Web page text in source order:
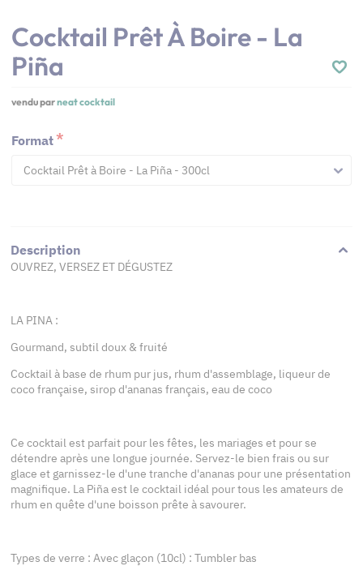
Cocktail Prêt À Boire - La
Piña
vendu parneat cocktail
Format
Cocktail Prêt à Boire - La Piña - 300cl
Description
OUVREZ, VERSEZ ET DÉGUSTEZ
LA PINA :
Gourmand, subtil doux & fruité
Cocktail à base de rhum pur jus, rhum d'assemblage, liqueur de
coco française, sirop d'ananas français, eau de coco
Ce cocktail est parfait pour les fêtes, les mariages et pour se
détendre après une longue journée. Servez-le bien frais ou sur
glace et garnissez-le d'une tranche d'ananas pour une présentation
magnifique. La Piña est le cocktail idéal pour tous les amateurs de
rhum en quête d'une boisson prête à savourer.
Types de verre : Avec glaçon (10cl) : Tumbler bas